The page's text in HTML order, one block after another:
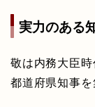
実力のある
敬は内務大臣
都道府県知事を